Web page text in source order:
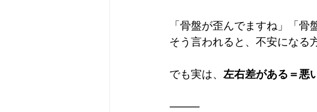
「骨盤が歪んでますね」「骨
そう言われると、不安になる
でも実は、 左右差がある＝悪
⸻